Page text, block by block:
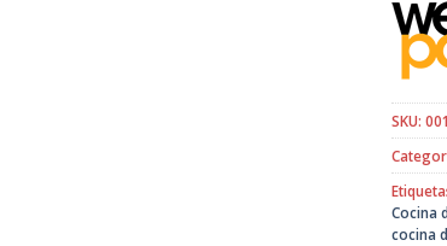
SKU:
Cocina
cocina